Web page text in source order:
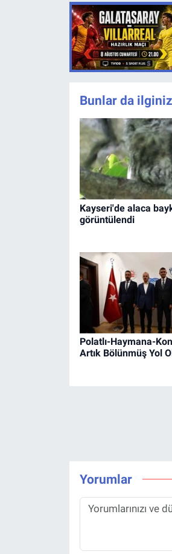
Bunlar da
Kayseri'de alaca
görüntülendi
Polatlı-Haymana-
Artık Bölünmüş Yol
Yorumlar